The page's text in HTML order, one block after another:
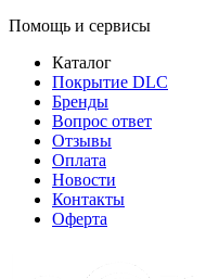
Помощь и сервисы
Каталог
Покрытие DLC
Бренды
Вопрос ответ
Отзывы
Оплата
Новости
Контакты
Оферта